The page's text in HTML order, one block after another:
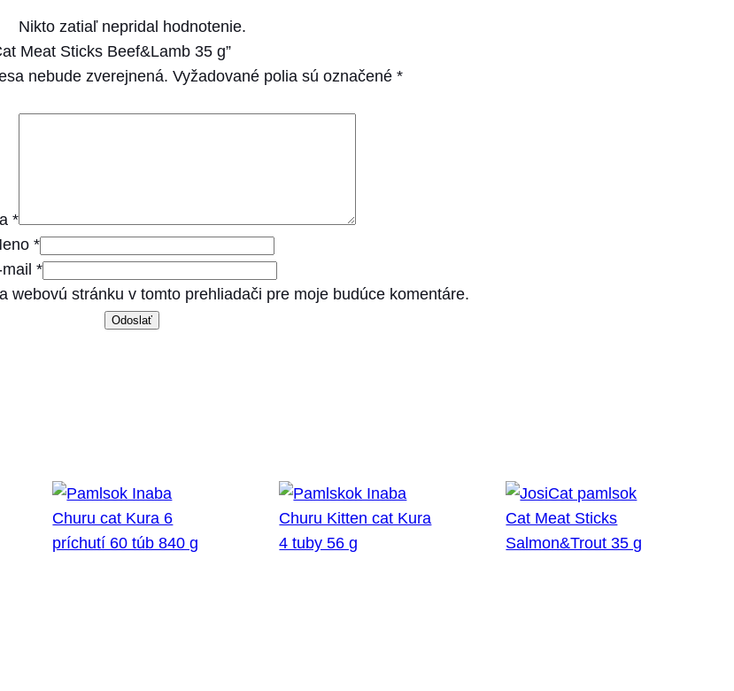
e
a
t
s
B
e
e
Nikto zatiaľ nepridal hodnotenie.
Meat Sticks Beef&Lamb 35 g”
nebude zverejnená. Vyžadované polia sú označené *
*
*
*
webovú stránku v tomto prehliadači pre moje budúce komentáre.